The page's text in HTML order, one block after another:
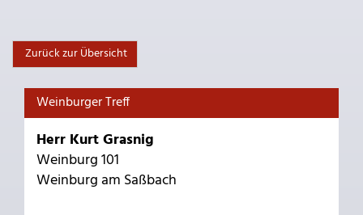
Zurück zur Übersicht
Weinburger Treff
Herr Kurt Grasnig
Weinburg 101
Weinburg am Saßbach